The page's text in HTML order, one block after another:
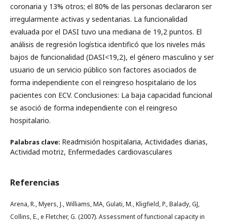
coronaria y 13% otros; el 80% de las personas declararon ser
irregularmente activas y sedentarias. La funcionalidad
evaluada por el DASI tuvo una mediana de 19,2 puntos. El
análisis de regresión logística identificó que los niveles más
bajos de funcionalidad (DASI<19,2), el género masculino y ser
usuario de un servicio público son factores asociados de
forma independiente con el reingreso hospitalario de los
pacientes con ECV. Conclusiones: La baja capacidad funcional
se asoció de forma independiente con el reingreso
hospitalario.
Palabras clave: Readmisión hospitalaria, Actividades diarias,
Actividad motriz, Enfermedades cardiovasculares
Referencias
Arena, R., Myers, J., Williams, MA, Gulati, M., Kligfield, P., Balady, GJ,
Collins, E., e Fletcher, G. (2007). Assessment of functional capacity in